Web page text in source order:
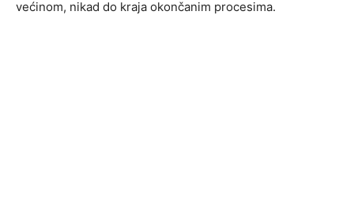
većinom, nikad do kraja okončanim procesima.